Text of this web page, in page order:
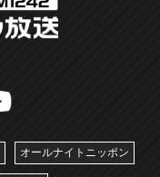
オールナイトニッポン